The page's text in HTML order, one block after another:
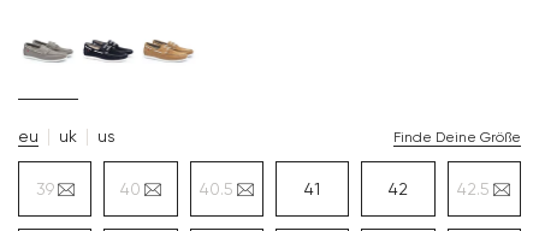
eu uk us Finde Deine Größe
39 40 40.5 41 42 42.5